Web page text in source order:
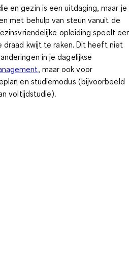
en gezin is een uitdaging, maar je
met behulp van steun vanuit de
opleiding speelt
draad kwijt te raken. Dit heeft niet
in je dagelijkse
, maar ook voor
en studiemodus (bijvoorbeeld
voltijdstudie).